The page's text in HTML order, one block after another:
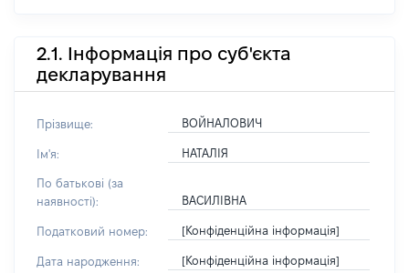
2.1. Інформація про суб'єкта
декларування
Прізвище: ВОЙНАЛОВИЧ
Ім'я: НАТАЛІЯ
По батькові (за
наявності):
ВАСИЛІВНА
Податковий номер: [Конфіденційна інформація]
Дата народження: [Конфіденційна інформація]